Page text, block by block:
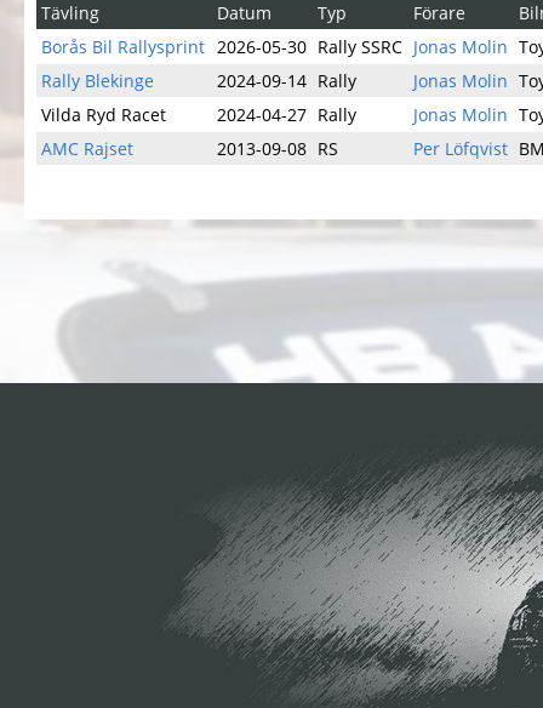
Tävling Datum Typ Förare
Borås Bil Rallysprint 2026-05-30 Rally SSRC Jonas Molin
Rally Blekinge
2024-09-14 Rally Jonas Molin
Vilda Ryd Racet
2024-04-27 Rally Jonas Molin
AMC Rajset
2013-09-08 RS Per Löfqvist